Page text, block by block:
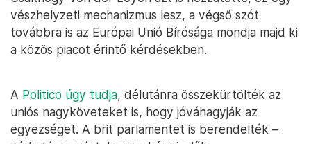
vészhelyzeti mechanizmus lesz, a végső szót
továbbra is az Európai Unió Bírósága mondja majd ki
a közös piacot érintő kérdésekben.
A Politico úgy tudja, délutánra összekürtölték az
uniós nagyköveteket is, hogy jóváhagyják az
egyezséget. A brit parlamentet is berendelték –